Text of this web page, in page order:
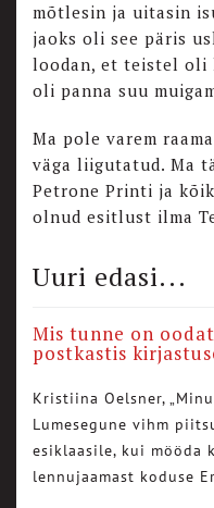
mõtlesin ja uitasin
jaoks oli see päris
loodan, et teistel oli
oli panna suu
Ma pole varem
väga liigutatud. Ma
Petrone Printi ja
olnud esitlust ilma
Uuri edasi...
Mis tunne on
postkastis
Kristiina Oelsner,
Lumesegune vihm
esiklaasile, kui mööda
lennujaamast koduse